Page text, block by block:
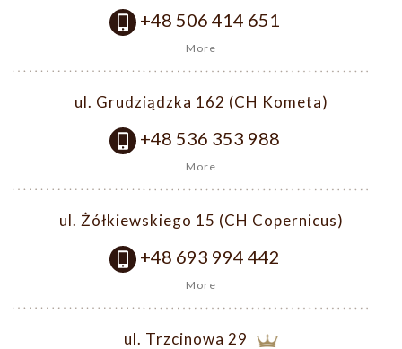
+48 506 414 651
More
ul. Grudziądzka 162 (CH Kometa)
+48 536 353 988
More
ul. Żółkiewskiego 15 (CH Copernicus)
+48 693 994 442
More
ul. Trzcinowa 29